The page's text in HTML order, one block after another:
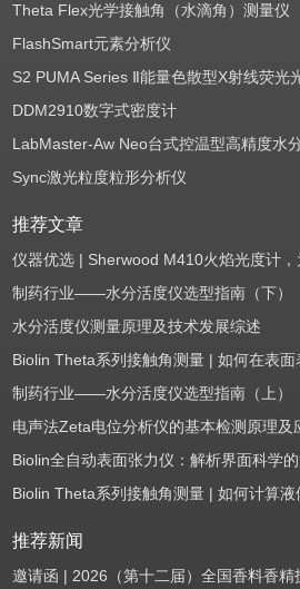
Theta Flex光学接触角（水滴角）测量仪
FlashSmart元素分析仪
DDM2910数字式密度计
Sync激光粒度粒形分析仪
推荐文章
制药行业——水分活度仪选型指南（下）
水分活度仪测量原理及技术发展综述
制药行业——水分活度仪选型指南（上）
推荐新闻